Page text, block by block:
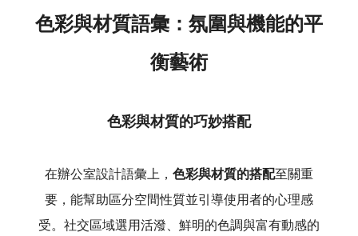
色彩與材質語彙：氛圍與機能的平
衡藝術
色彩與材質的巧妙搭配
在辦公室設計語彙上， 色彩與材質的搭配至關重
要，能幫助區分空間性質並引導使用者的心理感
受。社交區域選用活潑、鮮明的色調與富有動感的